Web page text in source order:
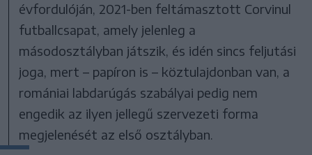
évfordulóján, 2021-ben feltámasztott Corvinul
futballcsapat, amely jelenleg a
másodosztályban játszik, és idén sincs feljutási
joga, mert – papíron is – köztulajdonban van, a
romániai labdarúgás szabályai pedig nem
engedik az ilyen jellegű szervezeti forma
megjelenését az első osztályban.